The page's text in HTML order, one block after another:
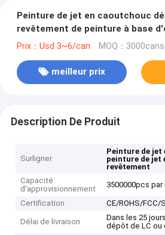
Peinture de jet en caoutchouc
revêtement de peinture à base
couleurs
Prix：Usd 3~6/can MOQ：3000cans
meilleur prix
Description De Produit
Surligner
Peinture de jet
peinture de jet
revêtement
Capacité
d'approvisionnement
3500000pcs par
Certification CE/ROHS/FCC/
Délai de livraison
Dans les 25
dépôt de LC ou